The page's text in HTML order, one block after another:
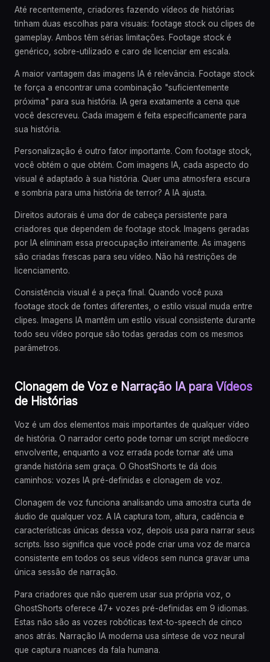
Até recentemente, criadores fazendo vídeos de histórias
tinham duas escolhas para visuais: footage stock ou clipes de
gameplay. Ambos têm sérias limitações. Footage stock é
genérico, sobre-utilizado e caro de licenciar em escala.
A maior vantagem das imagens IA é relevância. Footage stock
te força a encontrar uma combinação "suficientemente
próxima" para sua história. IA gera exatamente a cena que
você descreveu. Cada imagem é feita especificamente para
sua história.
Personalização é outro fator importante. Com footage stock,
você obtém o que obtém. Com imagens IA, cada aspecto do
visual é adaptado à sua história. Quer uma atmosfera escura
e sombria para uma história de terror? A IA ajusta.
Direitos autorais é uma dor de cabeça persistente para
criadores que dependem de footage stock. Imagens geradas
por IA eliminam essa preocupação inteiramente. As imagens
são criadas frescas para seu vídeo. Não há restrições de
licenciamento.
Consistência visual é a peça final. Quando você puxa
footage stock de fontes diferentes, o estilo visual muda entre
clipes. Imagens IA mantêm um estilo visual consistente durante
todo seu vídeo porque são todas geradas com os mesmos
parâmetros.
Clonagem de Voz e Narração IA para Vídeos
de Histórias
Voz é um dos elementos mais importantes de qualquer vídeo
de história. O narrador certo pode tornar um script medíocre
envolvente, enquanto a voz errada pode tornar até uma
grande história sem graça. O GhostShorts te dá dois
caminhos: vozes IA pré-definidas e clonagem de voz.
Clonagem de voz funciona analisando uma amostra curta de
áudio de qualquer voz. A IA captura tom, altura, cadência e
características únicas dessa voz, depois usa para narrar seus
scripts. Isso significa que você pode criar uma voz de marca
consistente em todos os seus vídeos sem nunca gravar uma
única sessão de narração.
Para criadores que não querem usar sua própria voz, o
GhostShorts oferece 47+ vozes pré-definidas em 9 idiomas.
Estas não são as vozes robóticas text-to-speech de cinco
anos atrás. Narração IA moderna usa síntese de voz neural
que captura nuances da fala humana.